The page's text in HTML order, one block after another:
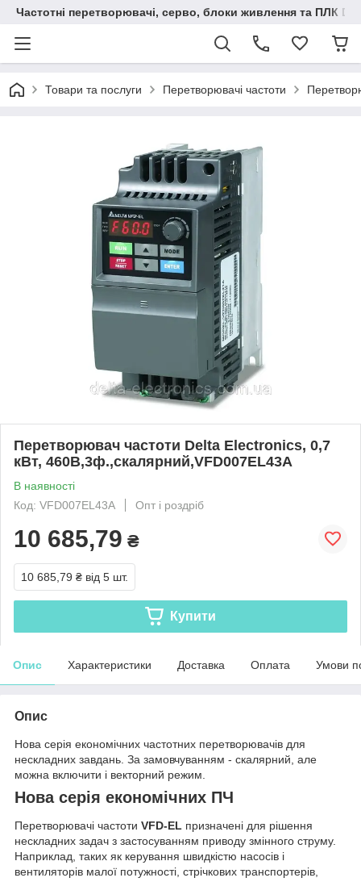
Частотні перетворювачі, серво, блоки живлення та ПЛК
Товари та послуги Перетворювачі частоти
Перетворювач частоти Delta Electronics, 0,7
кВт, 460В,3ф.,скалярний,VFD007EL43A
В наявності
Код: VFD007EL43A
Опт і роздріб
10 685,79 ₴
10 685,79 ₴ від 5 шт.
Купити
Опис Характеристики Доставка Оплата Умови
Опис
Нова серія економічних частотних перетворювачів для
нескладних завдань. За замовчуванням - скалярний, але
можна включити і векторний режим.
Нова серія економічних ПЧ
Перетворювачі частоти VFD-EL призначені для рішення
нескладних задач з застосуванням приводу змінного струму.
Наприклад, таких як керування швидкістю насосів і
вентиляторів малої потужності, стрічкових транспортерів,